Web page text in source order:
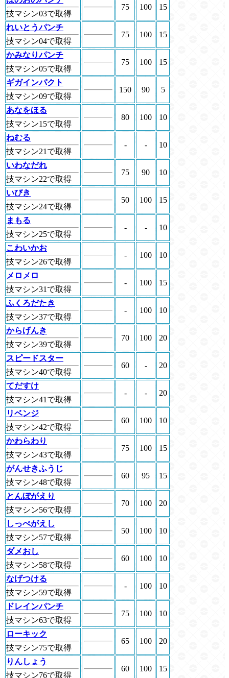
技マシン03で取得
75 100 15
れいとうパンチ
技マシン04で取得
75 100 15
かみなりパンチ
技マシン05で取得
75 100 15
ギガインパクト
技マシン09で取得
150 90 5
あなをほる
技マシン15で取得
80 100 10
ねむる
技マシン21で取得
- - 10
いわなだれ
技マシン22で取得
75 90 10
いびき
技マシン24で取得
50 100 15
まもる
技マシン25で取得
- - 10
こわいかお
技マシン26で取得
- 100 10
メロメロ
技マシン31で取得
- 100 15
ふくろだたき
技マシン37で取得
- 100 10
からげんき
技マシン39で取得
70 100 20
スピードスター
技マシン40で取得
60 - 20
てだすけ
技マシン41で取得
- - 20
リベンジ
技マシン42で取得
60 100 10
かわらわり
技マシン43で取得
75 100 15
がんせきふうじ
技マシン48で取得
60 95 15
とんぼがえり
技マシン56で取得
70 100 20
しっぺがえし
技マシン57で取得
50 100 10
ダメおし
技マシン58で取得
60 100 10
なげつける
技マシン59で取得
- 100 10
ドレインパンチ
技マシン63で取得
75 100 10
ローキック
技マシン75で取得
65 100 20
りんしょう
技マシン76で取得
60 100 15